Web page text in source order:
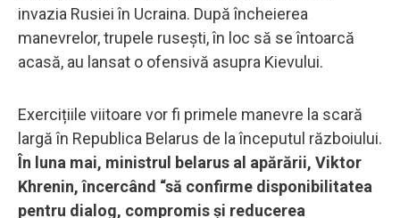
invazia Rusiei în Ucraina. După încheierea
manevrelor, trupele rusești, în loc să se întoarcă
acasă, au lansat o ofensivă asupra Kievului.
Exercițiile viitoare vor fi primele manevre la scară
largă în Republica Belarus de la începutul războiului.
În luna mai, ministrul belarus al apărării, Viktor
Khrenin, încercând “să confirme disponibilitatea
pentru dialog, compromis și reducerea